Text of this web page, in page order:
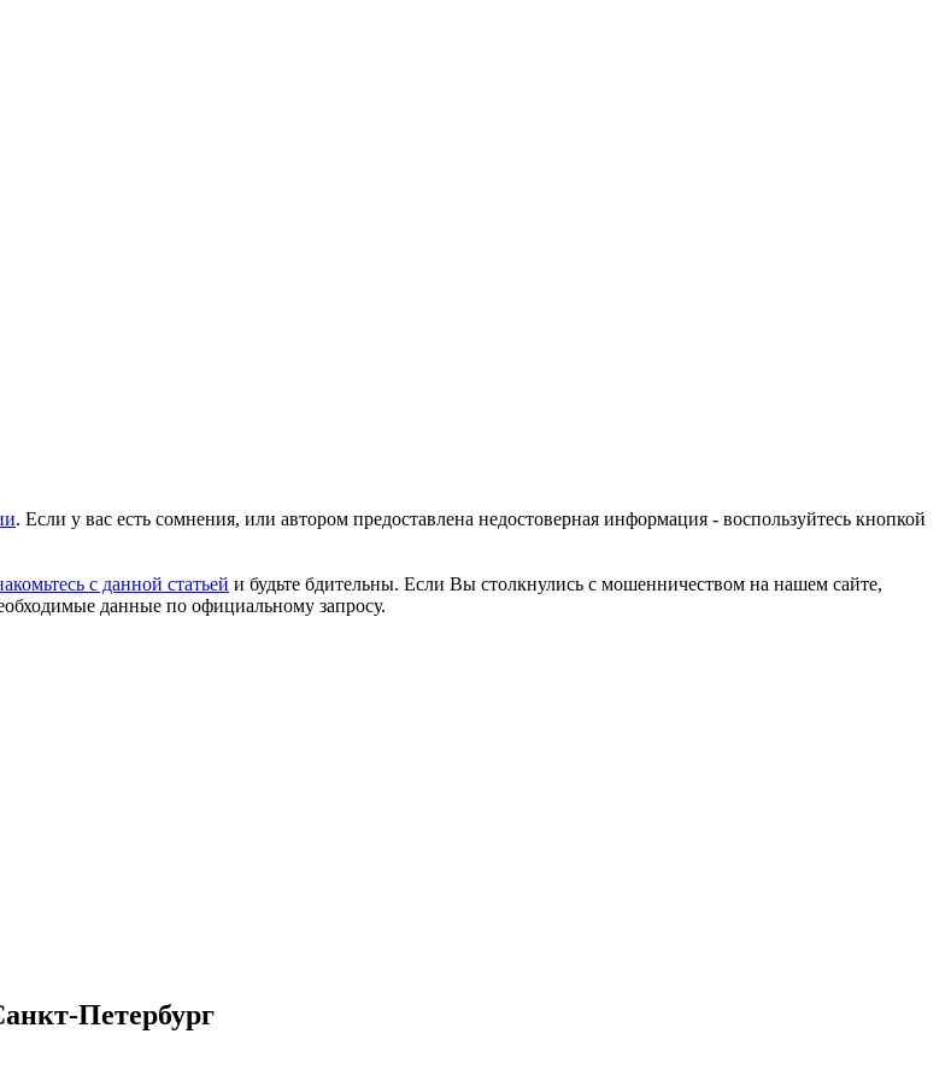
. Если у вас есть сомнения, или автором предоставлена недостоверная информация - воспользуйтесь кнопкой
с данной статьей и будьте бдительны. Если Вы столкнулись с мошенничеством на нашем сайте,
данные по официальному запросу.
Петербург